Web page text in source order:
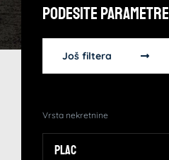
Podesite Parametre
Još filtera
Vrsta nekretnine